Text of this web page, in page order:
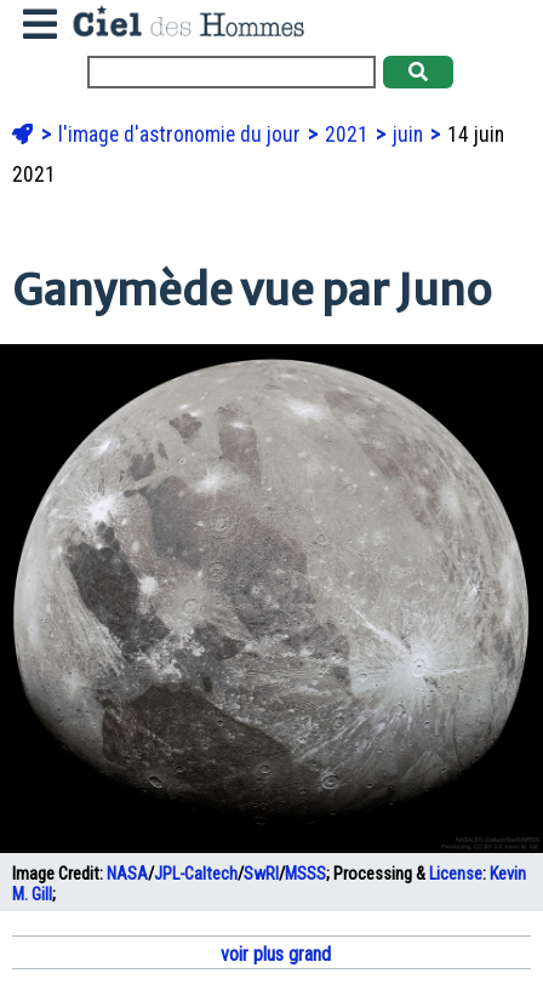
l'image d'astronomie du jour 2021 juin
14 juin
2021
Ganymède vue par Juno
Image Credit: NASA/JPL-Caltech/SwRI/MSSS; Processing & License: Kevin
M. Gill ;
voir plus grand